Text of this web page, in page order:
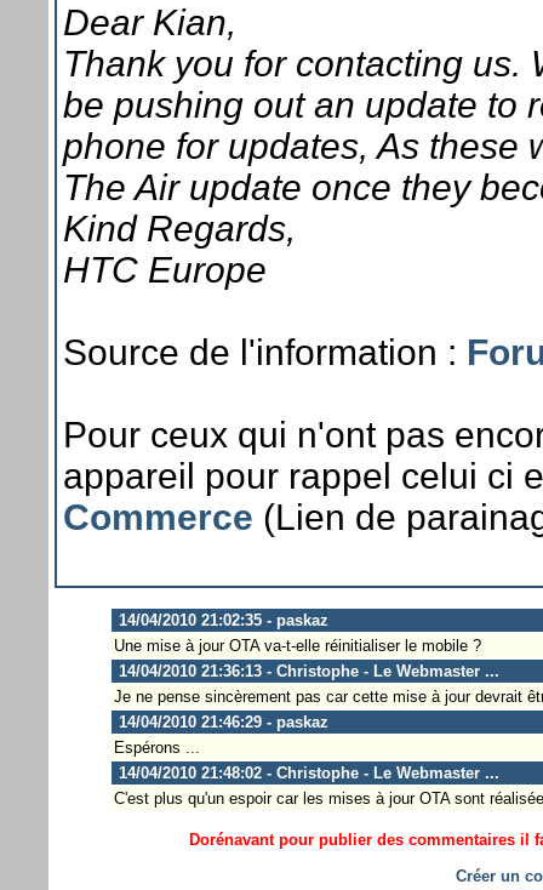
Dear Kian,
Thank you for contacting us.
be pushing out an update to
phone for updates, As these
The Air update once they
Kind Regards,
HTC Europe
Source de l'information :
Pour ceux qui n'ont pas
appareil pour rappel celui ci
Commerce (Lien de
14/04/2010 21:02:35 - paskaz
Une mise à jour OTA va-t-elle réinitialiser le mobile ?
14/04/2010 21:36:13 - Christophe - Le Webmaster ...
Je ne pense sincèrement pas car cette mise à jour devrait
14/04/2010 21:46:29 - paskaz
Espérons ...
14/04/2010 21:48:02 - Christophe - Le Webmaster ...
C'est plus qu'un espoir car les mises à jour OTA sont
Dorénavant pour publier des commentaires il
Créer un